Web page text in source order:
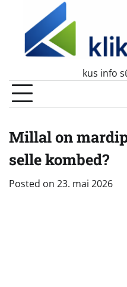
content
kus info
Millal on
selle kombed?
Posted on 23. mai 2026